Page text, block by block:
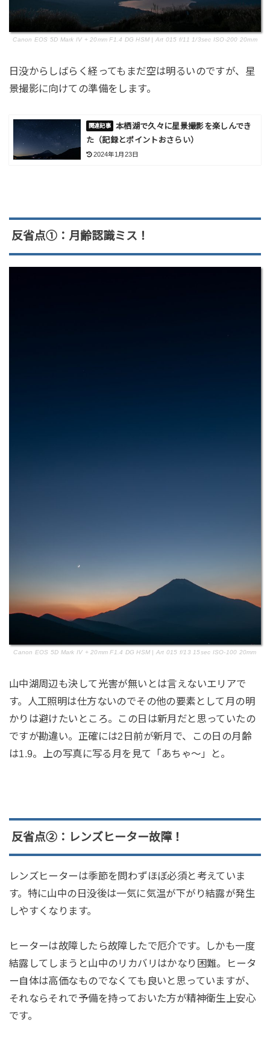
Canon EOS 5D Mark IV + 20mm F1.4 DG HSM | Art 015 f/11 1/3sec ISO-200 20mm
日没からしばらく経ってもまだ空は明るいのですが、星
景撮影に向けての準備をします。
本栖湖で久々に星景撮影を楽しんでき
た（記録とポイントおさらい）
2024年1月23日
反省点①：月齢認識ミス！
Canon EOS 5D Mark IV + 20mm F1.4 DG HSM | Art 015 f/13 15sec ISO-100 20mm
山中湖周辺も決して光害が無いとは言えないエリアで
す。人工照明は仕方ないのでその他の要素として月の明
かりは避けたいところ。この日は新月だと思っていたの
ですが勘違い。正確には2日前が新月で、この日の月齢
は1.9。上の写真に写る月を見て「あちゃ～」と。
反省点②：レンズヒーター故障！
レンズヒーターは季節を問わずほぼ必須と考えていま
す。特に山中の日没後は一気に気温が下がり結露が発生
しやすくなります。
ヒーターは故障したら故障したで厄介です。しかも一度
結露してしまうと山中のリカバリはかなり困難。ヒータ
ー自体は高価なものでなくても良いと思っていますが、
それならそれで予備を持っておいた方が精神衛生上安心
です。